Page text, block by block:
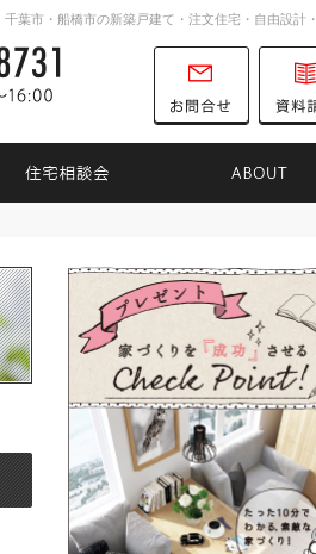
047-701-8731
営業時間
9:00～16:00
定休日
土曜日
日曜日 お問合せ